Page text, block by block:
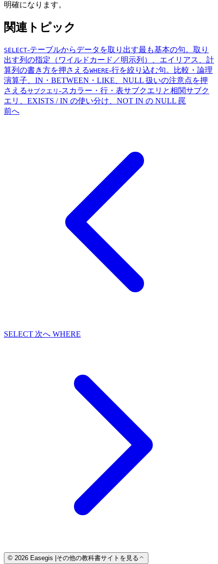
明確になります。
関連トピック
SELECT-テーブルからデータを取り出す最も基本の句。取り
出す列の指定（ワイルドカード／明示列）、エイリアス、計
算列の書き方を押さえるWHERE-行を絞り込む句。比較・論理
演算子、IN・BETWEEN・LIKE、NULL 扱いの注意点を押
さえるサブクエリ -スカラー・行・表サブクエリと相関サブク
エリ、EXISTS / IN の使い分け、NOT IN の NULL 罠
前へ
SELECT 次へ WHERE
© 2026 Easegis その他の教科書サイトを見る